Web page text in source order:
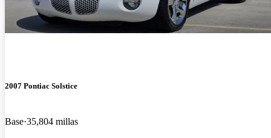
2007 Pontiac Solstice
Base 35,804 millas